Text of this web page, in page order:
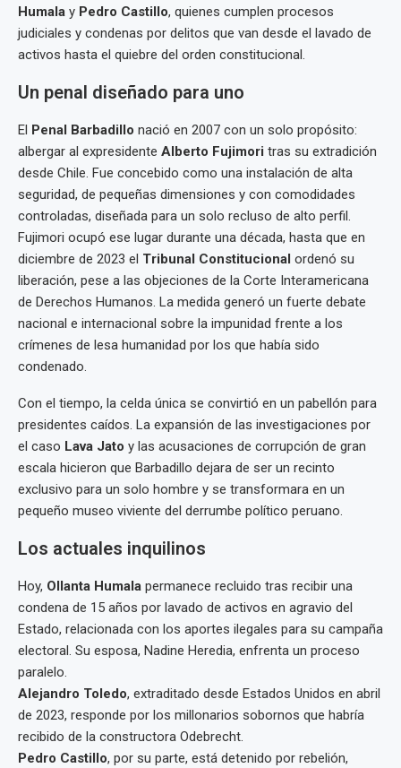
Humala y Pedro Castillo, quienes cumplen procesos
judiciales y condenas por delitos que van desde el lavado de
activos hasta el quiebre del orden constitucional.
Un penal diseñado para uno
El Penal Barbadillo nació en 2007 con un solo propósito:
albergar al expresidente Alberto Fujimori tras su extradición
desde Chile. Fue concebido como una instalación de alta
seguridad, de pequeñas dimensiones y con comodidades
controladas, diseñada para un solo recluso de alto perfil.
Fujimori ocupó ese lugar durante una década, hasta que en
diciembre de 2023 el Tribunal Constitucional ordenó su
liberación, pese a las objeciones de la Corte Interamericana
de Derechos Humanos. La medida generó un fuerte debate
nacional e internacional sobre la impunidad frente a los
crímenes de lesa humanidad por los que había sido
condenado.
Con el tiempo, la celda única se convirtió en un pabellón para
presidentes caídos. La expansión de las investigaciones por
el caso Lava Jato y las acusaciones de corrupción de gran
escala hicieron que Barbadillo dejara de ser un recinto
exclusivo para un solo hombre y se transformara en un
pequeño museo viviente del derrumbe político peruano.
Los actuales inquilinos
Hoy, Ollanta Humala permanece recluido tras recibir una
condena de 15 años por lavado de activos en agravio del
Estado, relacionada con los aportes ilegales para su campaña
electoral. Su esposa, Nadine Heredia, enfrenta un proceso
paralelo.
Alejandro Toledo, extraditado desde Estados Unidos en abril
de 2023, responde por los millonarios sobornos que habría
recibido de la constructora Odebrecht.
Pedro Castillo, por su parte, está detenido por rebelión,